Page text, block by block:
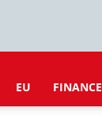
EU FINANCE